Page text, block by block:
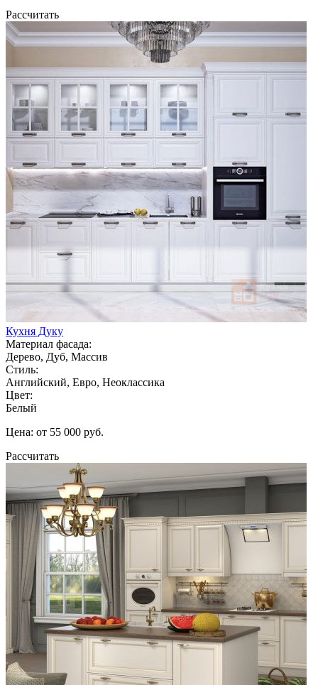
Рассчитать
Кухня Дуку
Материал фасада:
Дерево, Дуб, Массив
Стиль:
Английский, Евро, Неоклассика
Цвет:
Белый
Цена: от 55 000 руб.
Рассчитать